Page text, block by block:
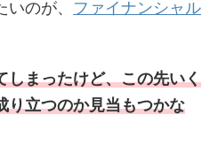
のが、 ファイナンシャル
しまったけど、この先いく
り立つのか見当もつかな